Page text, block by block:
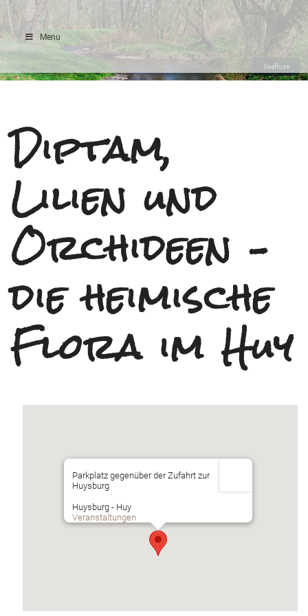
Menu
Ilsefluss
Diptam,
Lilien und
Orchideen –
die heimische
Flora im Huy
Parkplatz gegenüber der Zufahrt zur
Huysburg
Huysburg - Huy
Veranstaltungen